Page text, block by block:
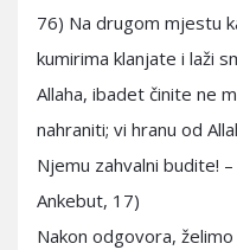
76) Na drugom mjestu
kumirima klanjate i laži
Allaha, ibadet činite ne
nahraniti; vi hranu od
Njemu zahvalni budite!
Ankebut, 17)
Nakon odgovora,